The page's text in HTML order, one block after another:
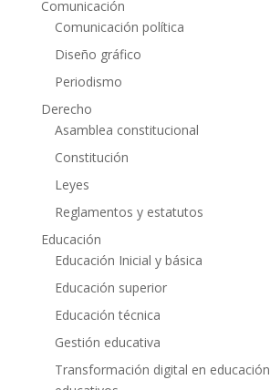
Comunicación
Comunicación política
Diseño gráfico
Periodismo
Derecho
Asamblea constitucional
Constitución
Leyes
Reglamentos y estatutos
Educación
Educación Inicial y básica
Educación superior
Educación técnica
Gestión educativa
Transformación digital en